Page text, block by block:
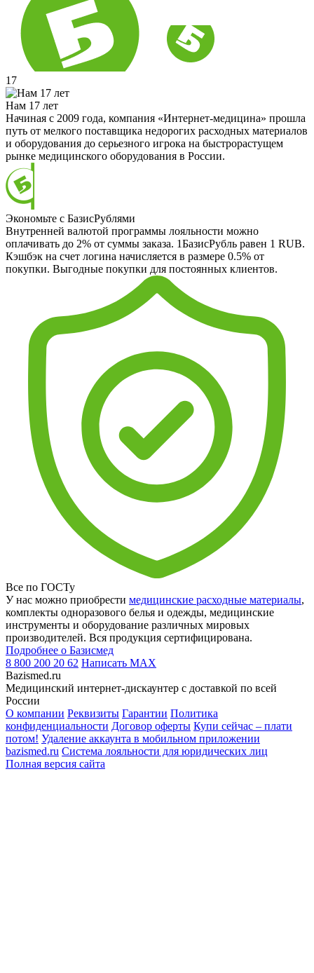
17
Нам 17 лет
Начиная с 2009 года, компания «Интернет-медицина» прошла
путь от мелкого поставщика недорогих расходных материалов
и оборудования до серьезного игрока на быстрорастущем
рынке медицинского оборудования в России.
Экономьте с БазисРублями
Внутренней валютой программы лояльности можно
оплачивать до 2% от суммы заказа. 1БазисРубль равен 1 RUB.
Кэшбэк на счет логина начисляется в размере 0.5% от
покупки. Выгодные покупки для постоянных клиентов.
Все по ГОСТу
У нас можно приобрести медицинские расходные материалы,
комплекты одноразового белья и одежды, медицинские
инструменты и оборудование различных мировых
производителей. Вся продукция сертифицирована.
Подробнее о Базисмед
8 800 200 20 62 Написать MAX
Bazismed.ru
Медицинский интернет-дискаунтер с доставкой по всей
России
О компании Реквизиты Гарантии Политика
конфиденциальности Договор оферты Купи сейчас – плати
потом! Удаление аккаунта в мобильном приложении
bazismed.ru Система лояльности для юридических лиц
Полная версия сайта